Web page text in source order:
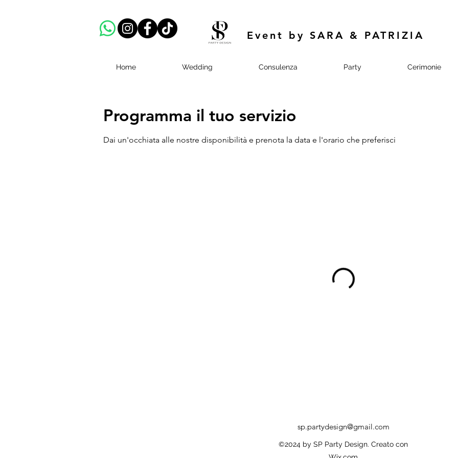
Event by SARA & PATRIZIA
Home Wedding Consulenza Party Cerimonie
Programma il tuo servizio
Dai un'occhiata alle nostre disponibilità e prenota la data e l'orario che preferisci
sp.partydesign@gmail.com
©2024 by SP Party Design. Creato con